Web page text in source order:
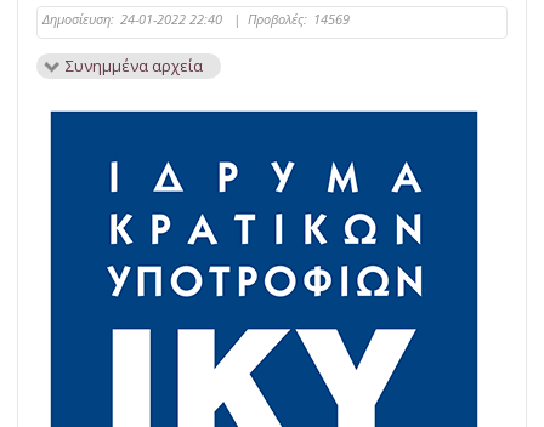
Δημοσίευση: 24-01-2022 22:40 | Προβολές: 14569
Συνημμένα αρχεία